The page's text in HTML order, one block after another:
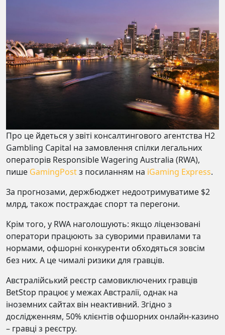
Про це йдеться у звіті консалтингового агентства H2
Gambling Capital на замовлення спілки легальних
операторів Responsible Wagering Australia (RWA),
пише GamingPostз посиланням на iGaming Express.
За прогнозами, держбюджет недоотримуватиме $2
млрд, також постраждає спорт та перегони.
Крім того, у RWA наголошують: якщо ліцензовані
оператори працюють за суворими правилами та
нормами, офшорні конкуренти обходяться зовсім
без них. А це чималі ризики для гравців.
Австралійський реєстр самовиключених гравців
BetStop працює у межах Австралії, однак на
іноземних сайтах він неактивний. Згідно з
дослідженням, 50% клієнтів офшорних онлайн-казино
– гравці з реєстру.